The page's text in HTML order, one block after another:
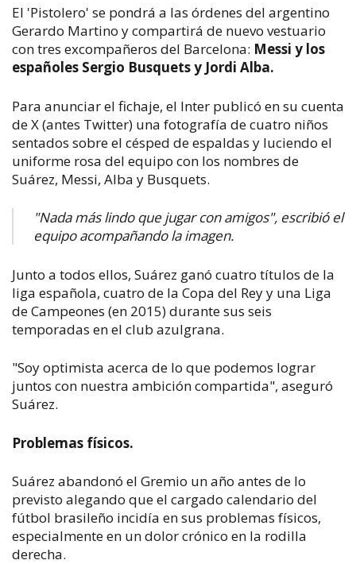
El 'Pistolero' se pondrá a las órdenes del argentino
Gerardo Martino y compartirá de nuevo vestuario
con tres excompañeros del Barcelona: Messi y los
españoles Sergio Busquets y Jordi Alba.
Para anunciar el fichaje, el Inter publicó en su cuenta
de X (antes Twitter) una fotografía de cuatro niños
sentados sobre el césped de espaldas y luciendo el
uniforme rosa del equipo con los nombres de
Suárez, Messi, Alba y Busquets.
"Nada más lindo que jugar con amigos", escribió el
equipo acompañando la imagen.
Junto a todos ellos, Suárez ganó cuatro títulos de la
liga española, cuatro de la Copa del Rey y una Liga
de Campeones (en 2015) durante sus seis
temporadas en el club azulgrana.
"Soy optimista acerca de lo que podemos lograr
juntos con nuestra ambición compartida", aseguró
Suárez.
Problemas físicos.
Suárez abandonó el Gremio un año antes de lo
previsto alegando que el cargado calendario del
fútbol brasileño incidía en sus problemas físicos,
especialmente en un dolor crónico en la rodilla
derecha.